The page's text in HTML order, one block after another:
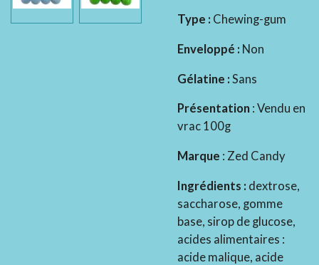
Type : Chewing-gum
Enveloppé : Non
Gélatine : Sans
Présentation : Vendu en
vrac 100g
Marque : Zed Candy
Ingrédients : dextrose,
saccharose, gomme
base, sirop de glucose,
acides alimentaires :
acide malique, acide